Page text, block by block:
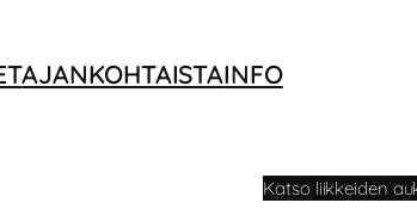
AJANKOHTAISTAINFO
Katso liikkeiden